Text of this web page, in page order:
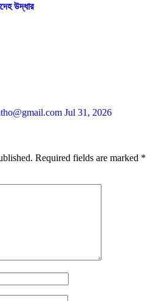
উদ্ধার
Jul 31, 2026
Required fields are marked *